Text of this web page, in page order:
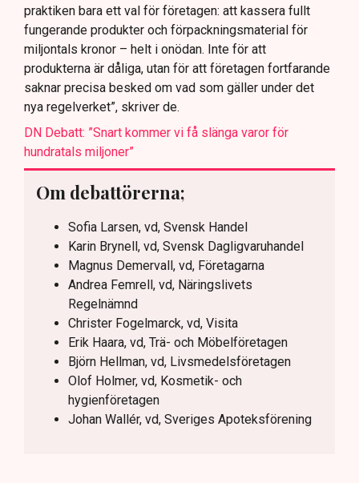
praktiken bara ett val för företagen: att kassera fullt
fungerande produkter och förpackningsmaterial för
miljontals kronor – helt i onödan. Inte för att
produkterna är dåliga, utan för att företagen fortfarande
saknar precisa besked om vad som gäller under det
nya regelverket”, skriver de.
DN Debatt: ”Snart kommer vi få slänga varor för
hundratals miljoner”
Om debattörerna;
Sofia Larsen, vd, Svensk Handel
Karin Brynell, vd, Svensk Dagligvaruhandel
Magnus Demervall, vd, Företagarna
Andrea Femrell, vd, Näringslivets
Regelnämnd
Christer Fogelmarck, vd, Visita
Erik Haara, vd, Trä- och Möbelföretagen
Björn Hellman, vd, Livsmedelsföretagen
Olof Holmer, vd, Kosmetik- och
hygienföretagen
Johan Wallér, vd, Sveriges Apoteksförening